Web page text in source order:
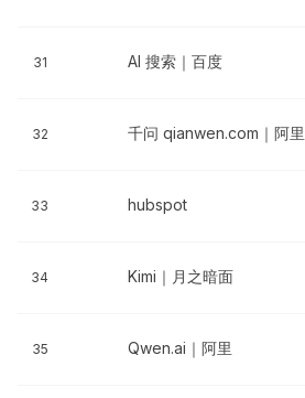
31 AI 搜索｜百度
32 千问 qianwen.com｜阿里
33 hubspot
34 Kimi｜月之暗面
35 Qwen.ai｜阿里